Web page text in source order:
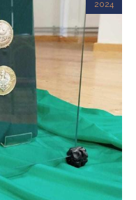
2024